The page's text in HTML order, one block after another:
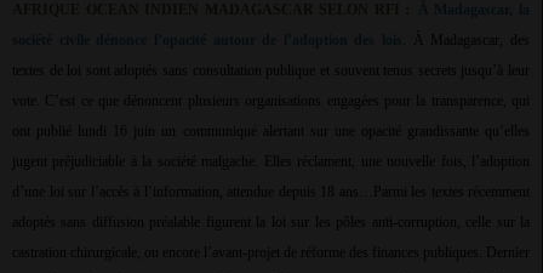
. À Madagascar, des
textes de loi sont adoptés sans consultation publique et souvent tenus secrets jusqu’à leur
vote. C’est ce que dénoncent plusieurs organisations engagées pour la transparence, qui
ont publié lundi 16 juin un communiqué alertant sur une opacité grandissante qu’elles
jugent préjudiciable à la société malgache. Elles réclament, une nouvelle fois, l’adoption
d’une loi sur l’accès à l’information, attendue depuis 18 ans…Parmi les textes récemment
adoptés sans diffusion préalable figurent la loi sur les pôles anti-corruption, celle sur la
castration chirurgicale, ou encore l’avant-projet de réforme des finances publiques. Dernier